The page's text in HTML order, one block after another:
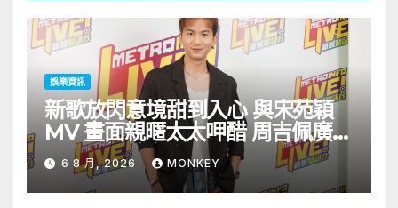
娛樂資訊
新歌放閃意境甜到入心 與宋苑穎
MV 畫面親暱太太呷醋 周吉佩廣州
一日三場熱血 Busking
6 8 月, 2026 MONKEY